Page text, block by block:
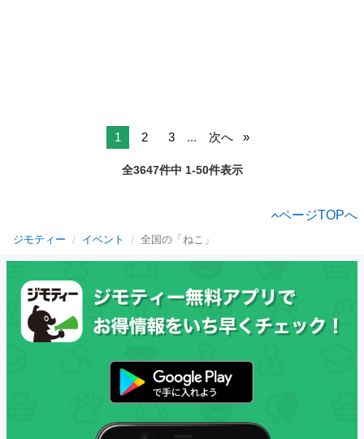
1 2 3 ... 次へ
全3647件中 1-50件表示
ページTOPへ
ジモティー イベント 全国の「ねこ」